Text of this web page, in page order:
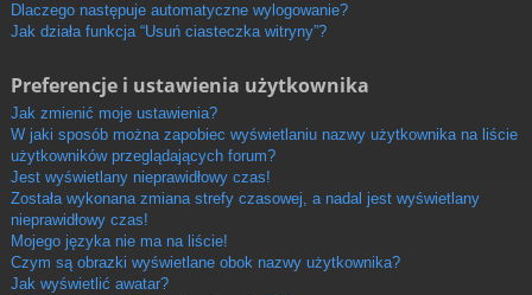
Dlaczego następuje automatyczne wylogowanie?
Jak działa funkcja “Usuń ciasteczka witryny”?
Preferencje i ustawienia użytkownika
Jak zmienić moje ustawienia?
W jaki sposób można zapobiec wyświetlaniu nazwy użytkownika na liście
użytkowników przeglądających forum?
Jest wyświetlany nieprawidłowy czas!
Została wykonana zmiana strefy czasowej, a nadal jest wyświetlany
nieprawidłowy czas!
Mojego języka nie ma na liście!
Czym są obrazki wyświetlane obok nazwy użytkownika?
Jak wyświetlić awatar?